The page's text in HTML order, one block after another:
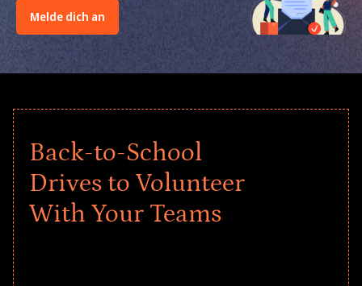
Melde dich an
Back-to-School
Drives to Volunteer
With Your Teams